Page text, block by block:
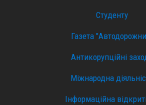
Студенту
Газета
Антикорупційні
Міжнародна
Інформаційна